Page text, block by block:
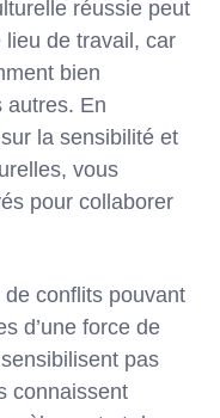
réussie peut
de travail, car
bien
autres. En
la sensibilité et
vous
pour collaborer
conflits pouvant
d’une force de
pas
connaissent